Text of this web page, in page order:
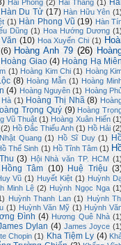
Hải Phong (2) Hải Thăng (1)
Hàn Du Tử (17) Hàn Hữu Yên
(1) Hàn Phong Vũ (19) Hàn
Dũng (1) Hoa Hướng Dương
(10) Hoa Xuyến Chi (1)
(6) Hoàng Anh 79 (26)
Hoàng Giao (4) Hoàng Hạ
(1) Hoàng Kim Chi (1) Hoàng
(8) Hoàng Mẫn (1) Hoàng
(4) Hoàng Nguyên (1) Hoàng
Hà (1) Hoàng Thị Nhã (8)
Trọng Quý (9) Hoàng
Vũ Thuật (1) Hoàng Xuân Hiến
(2) Hồ Đắc Thiếu Anh (1) Hồ Hải
Quang (1) Hồ Sĩ Duy (1)
Thế Sinh (1) Hồ Tĩnh Tâm (1)
(3) Hội Nhà văn TP. HCM
Hồng Tâm (10) Huệ Triệu
Vũ (1) Huyết Kiệt (1) Huỳnh
Minh Lệ (2) Huỳnh Ngọc Nga
Huỳnh Thanh Lan (1)
Huỳnh
(1) Huỳnh Văn Mỹ (1) Huỳnh
Đình (4) Hương Quê Nhà
Dylan (4) James Joyce
Chopin (1) Kha Tiệm Ly (4)